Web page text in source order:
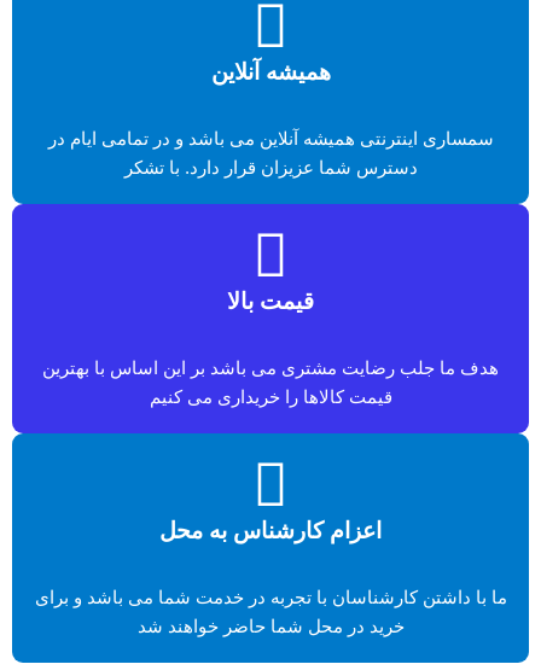
همیشه آنلاین
سمساری اینترنتی همیشه آنلاین می باشد و در تمامی ایام در
دسترس شما عزیزان قرار دارد. با تشکر
قیمت بالا
هدف ما جلب رضایت مشتری می باشد بر این اساس با بهترین
قیمت کالاها را خریداری می کنیم
اعزام کارشناس به محل
ما با داشتن کارشناسان با تجربه در خدمت شما می باشد و برای
خرید در محل شما حاضر خواهند شد